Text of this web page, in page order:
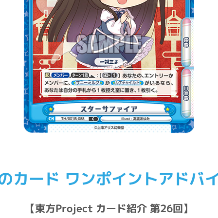
カード ワンポイントアドバ
【東方Project カード紹介 第26回】